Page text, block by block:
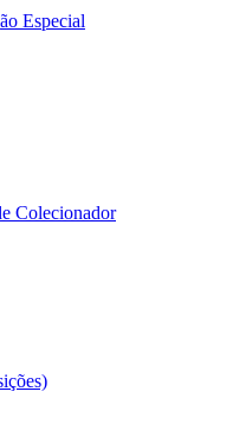
Especial
Colecionador